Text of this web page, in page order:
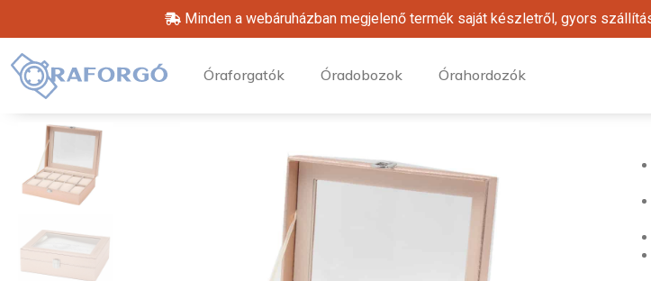
Minden a webáruházban megjelenő termék saját készletről, gyors
Óraforgatók Óradobozok Órahordozók